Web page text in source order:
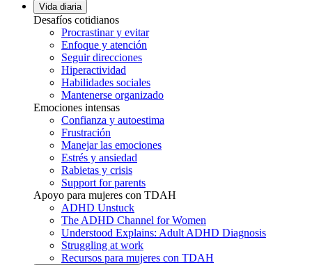
Vida diaria
Desafíos cotidianos
Procrastinar y evitar
Enfoque y atención
Seguir direcciones
Hiperactividad
Habilidades sociales
Mantenerse organizado
Emociones intensas
Confianza y autoestima
Frustración
Manejar las emociones
Estrés y ansiedad
Rabietas y crisis
Support for parents
Apoyo para mujeres con TDAH
ADHD Unstuck
The ADHD Channel for Women
Understood Explains: Adult ADHD Diagnosis
Struggling at work
Recursos para mujeres con TDAH